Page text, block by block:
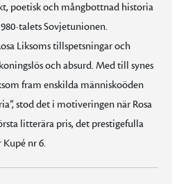
poetisk och mångbottnad historia
talets Sovjetunionen.
Liksoms tillspetsningar och
och absurd. Med till synes
fram enskilda människoöden
stod det i motiveringen när Rosa
litterära pris, det prestigefulla
nr 6.